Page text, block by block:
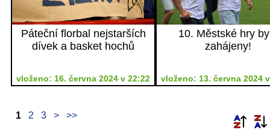
Páteční florbal nejstarších
dívek a basket hochů
vloženo: 16. června 2024 v 22:22
10. Městské hry
zahájeny!
vloženo: 13. června 2024
1 2 3 > >>